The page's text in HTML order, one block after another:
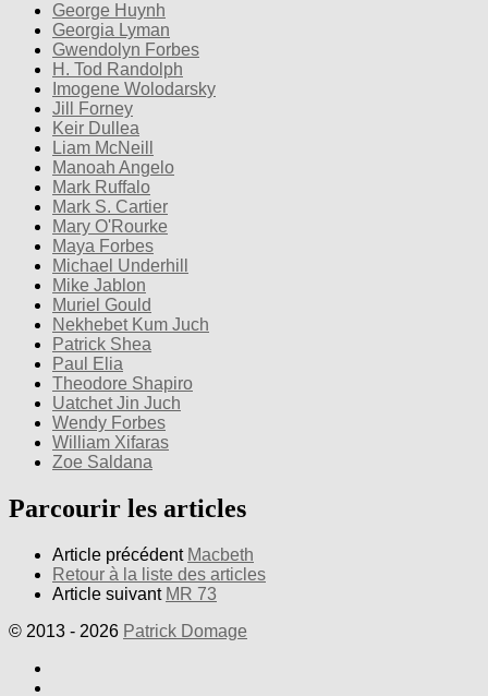
George Huynh
Georgia Lyman
Gwendolyn Forbes
H. Tod Randolph
Imogene Wolodarsky
Jill Forney
Keir Dullea
Liam McNeill
Manoah Angelo
Mark Ruffalo
Mark S. Cartier
Mary O'Rourke
Maya Forbes
Michael Underhill
Mike Jablon
Muriel Gould
Nekhebet Kum Juch
Patrick Shea
Paul Elia
Theodore Shapiro
Uatchet Jin Juch
Wendy Forbes
William Xifaras
Zoe Saldana
Parcourir les articles
Article précédent Macbeth
Retour à la liste des articles
Article suivant MR 73
© 2013 - 2026 Patrick Domage